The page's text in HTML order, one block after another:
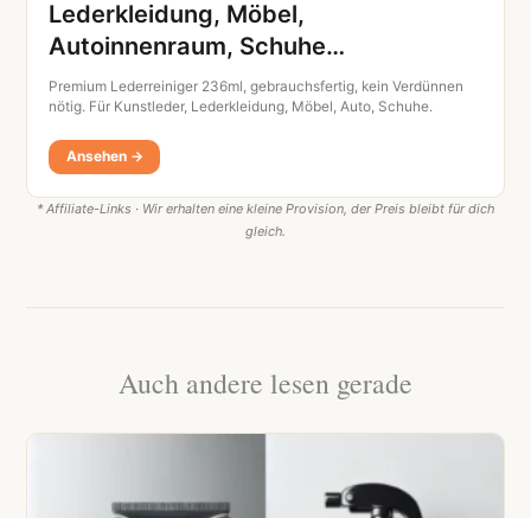
Lederkleidung, Möbel,
Autoinnenraum, Schuhe…
Premium Lederreiniger 236ml, gebrauchsfertig, kein Verdünnen
nötig. Für Kunstleder, Lederkleidung, Möbel, Auto, Schuhe.
Ansehen →
* Affiliate-Links · Wir erhalten eine kleine Provision, der Preis bleibt für dich
gleich.
Auch andere lesen gerade